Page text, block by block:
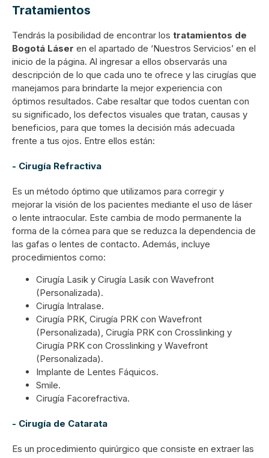
Tratamientos
Tendrás la posibilidad de encontrar los tratamientos de
Bogotá Láser en el apartado de ‘Nuestros Servicios’ en el
inicio de la página. Al ingresar a ellos observarás una
descripción de lo que cada uno te ofrece y las cirugías que
manejamos para brindarte la mejor experiencia con
óptimos resultados. Cabe resaltar que todos cuentan con
su significado, los defectos visuales que tratan, causas y
beneficios, para que tomes la decisión más adecuada
frente a tus ojos. Entre ellos están:
- Cirugía Refractiva
Es un método óptimo que utilizamos para corregir y
mejorar la visión de los pacientes mediante el uso de láser
o lente intraocular. Este cambia de modo permanente la
forma de la córnea para que se reduzca la dependencia de
las gafas o lentes de contacto. Además, incluye
procedimientos como:
Cirugía Lasik y Cirugía Lasik con Wavefront
(Personalizada).
Cirugía Intralase.
Cirugía PRK, Cirugía PRK con Wavefront
(Personalizada), Cirugía PRK con Crosslinking y
Cirugía PRK con Crosslinking y Wavefront
(Personalizada).
Implante de Lentes Fáquicos.
Smile.
Cirugía Facorefractiva.
- Cirugía de Catarata
Es un procedimiento quirúrgico que consiste en extraer las